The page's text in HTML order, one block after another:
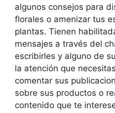
algunos consejos para
florales o amenizar tus
plantas. Tienen
mensajes a través del
escribirles y alguno de
la atención que
comentar sus
sobre sus productos o
contenido que te